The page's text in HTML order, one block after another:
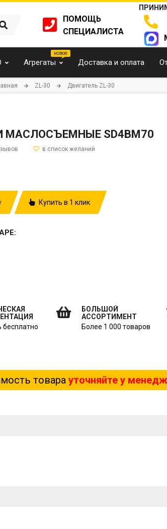
ПОМОЩЬ
СПЕЦИАЛИСТА
Агрегаты Доставка и оплата
ZL-30 Двигатель ZL-30
МАСЛОСЪЕМНЫЕ SD4BM70
Купить в 1 клик
бесплатно
БОЛЬШОЙ
АССОРТИМЕНТ
Более 1 000 товаров
товара уточняйте у